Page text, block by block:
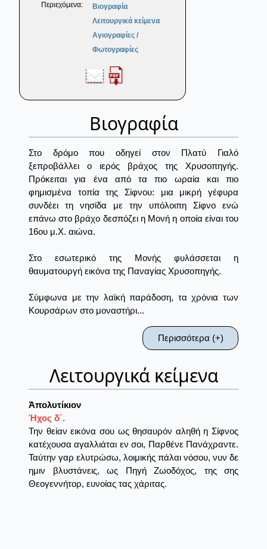
Περιεχόμενα:
Βιογραφία
Λειτουργικά κείμενα
Αγιογραφίες /
Φωτογραφίες
Βιογραφία
Στο δρόμο που οδηγεί στον Πλατύ Γιαλό
ξεπροβάλλει ο ιερός βράχος της Χρυσοπηγής.
Πρόκειται για ένα από τα πιο ωραία και πιο
φημισμένα τοπία της Σίφνου: μια μικρή γέφυρα
συνδέει τη νησίδα με την υπόλοιπη Σίφνο ενώ
επάνω στο βράχο δεσπόζει η Μονή η οποία είναι του
16ου μ.Χ. αιώνα.
Στο εσωτερικό της Μονής φυλάσσεται η
θαυματουργή εικόνα της Παναγίας Χρυσοπηγής.
Σύμφωνα με την λαϊκή παράδοση, τα χρόνια των
Κουρσάρων στο μοναστήρι...
Περισσότερα (+)
Λειτουργικά κείμενα
Ἀπολυτίκιον
Ήχος δ΄.
Την θείαν εικόνα σου ως θησαυρόν αληθή η Σίφνος
κατέχουσα αγαλλιάται εν σοι, Παρθένε Πανάχραντε.
Ταύτην γαρ ελυτρώσω, λοιμικής πάλαι νόσου, νυν δε
ημιν βλυστάνεις, ως Πηγή Ζωοδόχος, της σης
Θεογεννήτορ, ευνοίας τας χάριτας.